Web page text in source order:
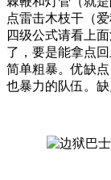
点雷击木枝干（
四级公式请看上
了，要是能拿点
简单粗暴。优缺
也暴力的队伍。缺